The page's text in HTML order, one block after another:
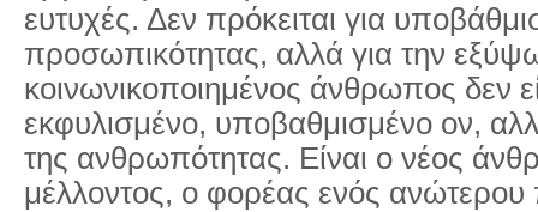
ευτυχές. Δεν πρόκειται για
προσωπικότητας, αλλά για την
κοινωνικοποιημένος άνθρωπος δεν
εκφυλισμένο, υποβαθμισμένο ον,
της ανθρωπότητας. Είναι ο νέος
μέλλοντος, ο φορέας ενός ανώτερου